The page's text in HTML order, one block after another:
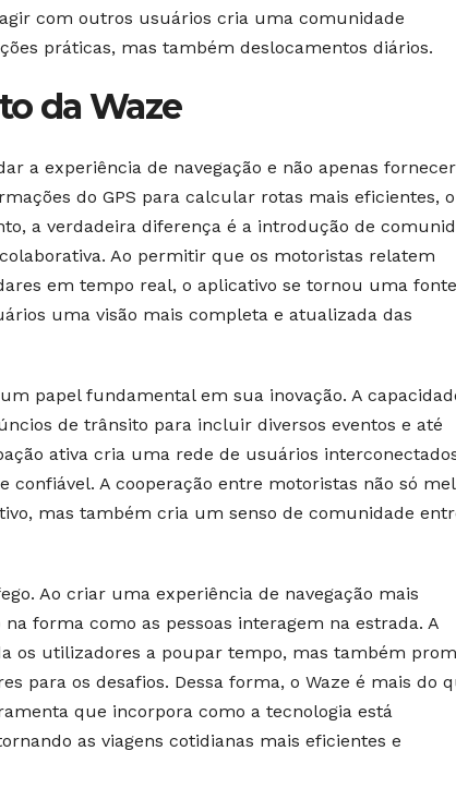
com outros usuários cria uma comunidade
práticas, mas também deslocamentos diários.
da Waze
a experiência de navegação e não apenas fornecer
do GPS para calcular rotas mais eficientes,
a verdadeira diferença é a introdução de
Ao permitir que os motoristas relatem
em tempo real, o aplicativo se tornou uma fonte
uma visão mais completa e atualizada das
papel fundamental em sua inovação. A
de trânsito para incluir diversos eventos e até
ativa cria uma rede de usuários
A cooperação entre motoristas não só
mas também cria um senso de comunidade
Ao criar uma experiência de navegação mais
forma como as pessoas interagem na estrada. A
os utilizadores a poupar tempo, mas também
para os desafios. Dessa forma, o Waze é mais do
que incorpora como a tecnologia está
as viagens cotidianas mais eficientes e